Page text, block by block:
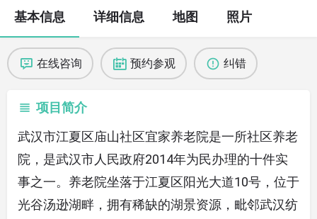
基本信息 详细信息 地图 照片
在线咨询 预约参观 纠错
项目简介
武汉市江夏区庙山社区宜家养老院是一所社区养老
院，是武汉市人民政府2014年为民办理的十件实
事之一。养老院坐落于江夏区阳光大道10号，位于
光谷汤逊湖畔，拥有稀缺的湖景资源，毗邻武汉纺